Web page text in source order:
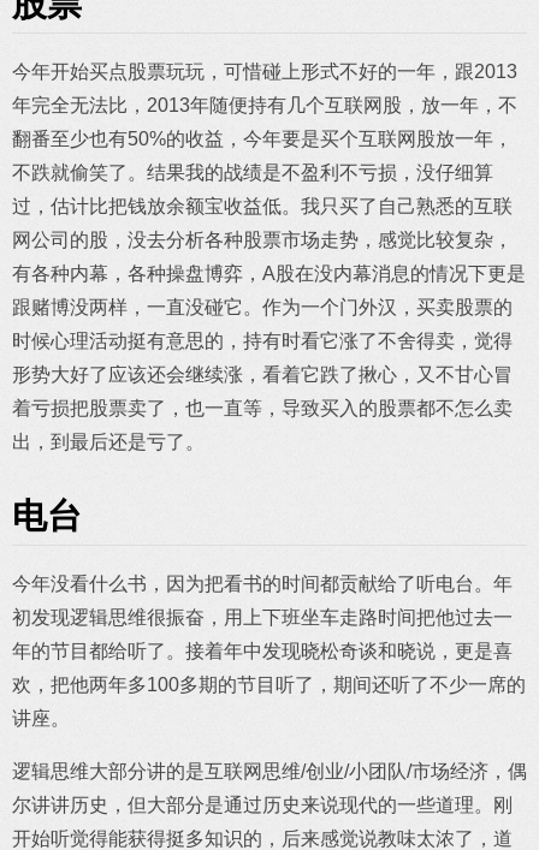
今年开始买点股票玩玩，可惜碰上形式不好的一年，跟2013
年完全无法比，2013年随便持有几个互联网股，放一年，不
翻番至少也有50%的收益，今年要是买个互联网股放一年，
不跌就偷笑了。结果我的战绩是不盈利不亏损，没仔细算
过，估计比把钱放余额宝收益低。我只买了自己熟悉的互联
网公司的股，没去分析各种股票市场走势，感觉比较复杂，
有各种内幕，各种操盘博弈，A股在没内幕消息的情况下更是
跟赌博没两样，一直没碰它。作为一个门外汉，买卖股票的
时候心理活动挺有意思的，持有时看它涨了不舍得卖，觉得
形势大好了应该还会继续涨，看着它跌了揪心，又不甘心冒
着亏损把股票卖了，也一直等，导致买入的股票都不怎么卖
出，到最后还是亏了。
电台
今年没看什么书，因为把看书的时间都贡献给了听电台。年
初发现逻辑思维很振奋，用上下班坐车走路时间把他过去一
年的节目都给听了。接着年中发现晓松奇谈和晓说，更是喜
欢，把他两年多100多期的节目听了，期间还听了不少一席的
讲座。
逻辑思维大部分讲的是互联网思维/创业/小团队/市场经济，偶
尔讲讲历史，但大部分是通过历史来说现代的一些道理。刚
开始听觉得能获得挺多知识的，后来感觉说教味太浓了，道